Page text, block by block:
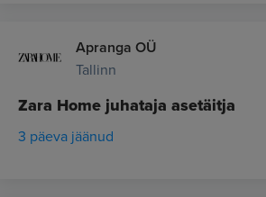
Apranga OÜ
Tallinn
Zara Home juhataja asetäitja
3 päeva jäänud